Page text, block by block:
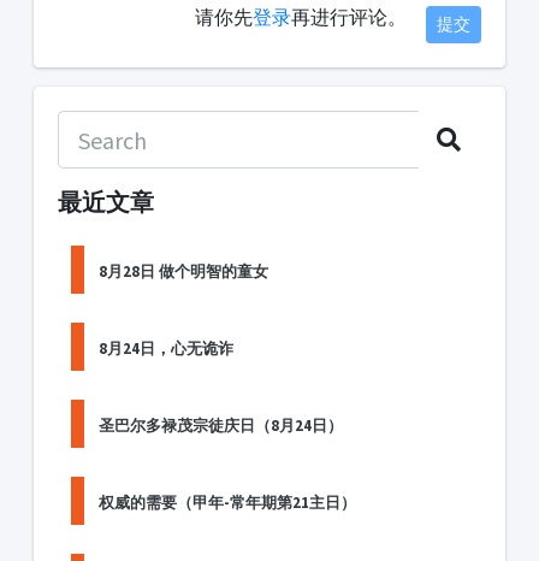
请你先登录再进行评论。 提交
最近文章
8月28日 做个明智的童女
8月24日，心无诡诈
圣巴尔多禄茂宗徒庆日（8月24日）
权威的需要（甲年-常年期第21主日）